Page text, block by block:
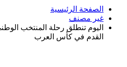
الصفحة الرئيسية
غير مصنف
اليوم تنطلق رحلة المنتخب
القدم في كأس العرب